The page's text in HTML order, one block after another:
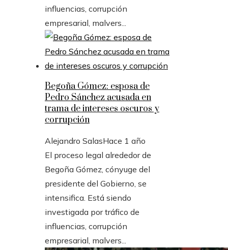
influencias, corrupción
empresarial, malvers...
Begoña Gómez: esposa de
Pedro Sánchez acusada en
trama de intereses oscuros y
corrupción
Alejandro SalasHace 1 año
El proceso legal alrededor de
Begoña Gómez, cónyuge del
presidente del Gobierno, se
intensifica. Está siendo
investigada por tráfico de
influencias, corrupción
empresarial, malvers...